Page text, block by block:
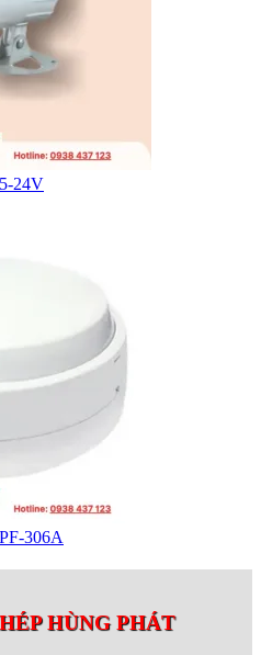
24V
306A
HÙNG PHÁT